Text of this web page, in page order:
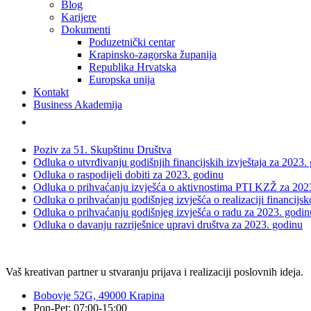
Blog
Karijere
Dokumenti
Poduzetnički centar
Krapinsko-zagorska županija
Republika Hrvatska
Europska unija
Kontakt
Business Akademija
Poziv za 51. Skupštinu Društva
Odluka o utvrđivanju godišnjih financijskih izvještaja za 2023.
Odluka o raspodijeli dobiti za 2023. godinu
Odluka o prihvaćanju izvješća o aktivnostima PTI KZŽ za
Odluka o prihvaćanju godišnjeg izvješća o realizaciji
Odluka o prihvaćanju godišnjeg izvješća o radu za 2023.
Odluka o davanju razriješnice upravi društva za 2023. godinu
Vaš kreativan partner u stvaranju prijava i realizaciji poslovnih ideja.
Bobovje 52G, 49000 Krapina
Pon-Pet: 07:00-15:00